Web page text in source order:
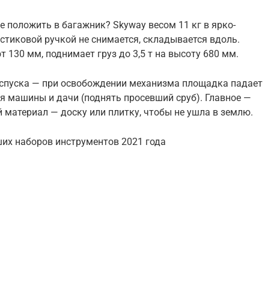
положить в багажник? Skyway весом 11 кг в ярко-
ручкой не снимается, складывается вдоль.
130 мм, поднимает груз до 3,5 т на высоту 680 мм.
— при освобождении механизма площадка падает
машины и дачи (поднять просевший сруб). Главное —
материал — доску или плитку, чтобы не ушла в землю.
наборов инструментов 2021 года